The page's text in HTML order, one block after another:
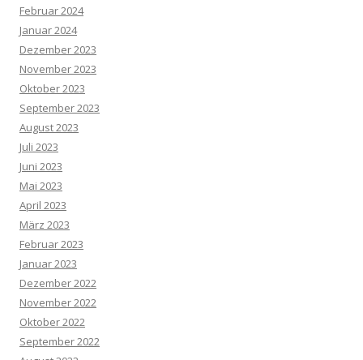
Februar 2024
Januar 2024
Dezember 2023
November 2023
Oktober 2023
September 2023
August 2023
Juli 2023
Juni 2023
Mai 2023
April 2023
März 2023
Februar 2023
Januar 2023
Dezember 2022
November 2022
Oktober 2022
September 2022